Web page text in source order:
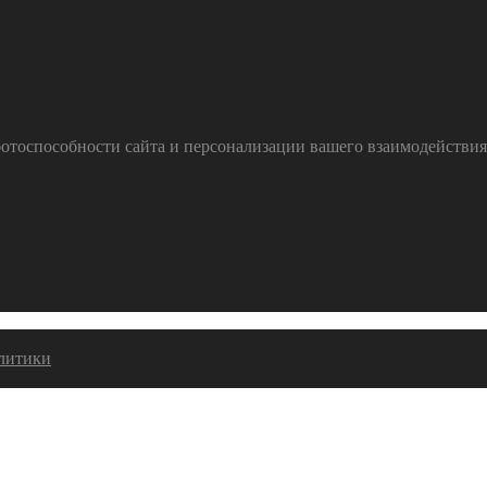
сайта и персонализации вашего